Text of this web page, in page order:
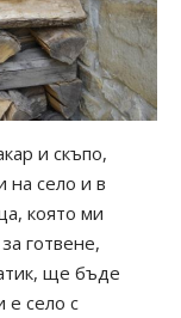
и скъпо,
на село и в
която ми
готвене,
ще бъде
е село с